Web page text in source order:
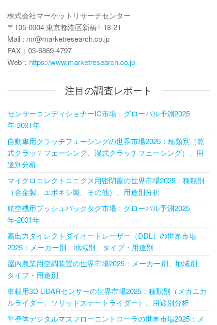
株式会社マーケットリサーチセンター
〒105-0004 東京都港区新橋1-18-21
Mail : mr@marketresearch.co.jp
FAX：03-6869-4797
Web： https://www.marketresearch.co.jp
注目の調査レポート
センサーコンディショナーIC市場：グローバル予測2025
年-2031年
自動車用クラッチフェーシングの世界市場2025：種類別（乾
式クラッチフェーシング、湿式クラッチフェーシング）、用
途別分析
マイクロエレクトロニクス用密閉蓋の世界市場2025：種類別
（合金製、エポキシ製、その他）、用途別分析
航空機用プッシュバックタグ市場：グローバル予測2025
年-2031年
高出力ダイレクトダイオードレーザー（DDL）の世界市場
2025：メーカー別、地域別、タイプ・用途別
屋内農業用空調装置の世界市場2025：メーカー別、地域別、
タイプ・用途別
車載用3D LiDARセンサーの世界市場2025：種類別（メカニカ
ルライダー、ソリッドステートライダー）、用途別分析
半導体デジタルマスフローコントローラの世界市場2025：メ